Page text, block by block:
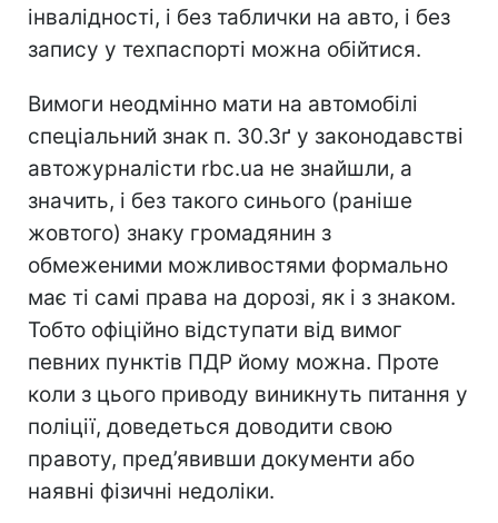
інвалідності, і без таблички на авто, і без
запису у техпаспорті можна обійтися.
Вимоги неодмінно мати на автомобілі
спеціальний знак п. 30.3ґ у законодавстві
автожурналісти rbc.ua не знайшли, а
значить, і без такого синього (раніше
жовтого) знаку громадянин з
обмеженими можливостями формально
має ті самі права на дорозі, як і з знаком.
Тобто офіційно відступати від вимог
певних пунктів ПДР йому можна. Проте
коли з цього приводу виникнуть питання у
поліції, доведеться доводити свою
правоту, пред’явивши документи або
наявні фізичні недоліки.